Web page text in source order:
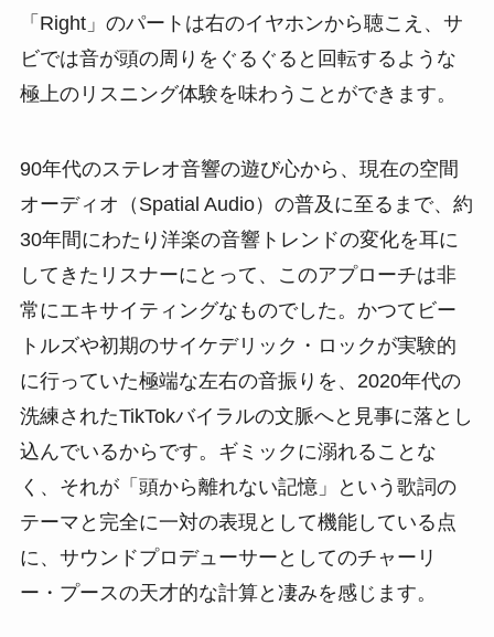
「Right」のパートは右のイヤホンから聴こえ、サ
ビでは音が頭の周りをぐるぐると回転するような
極上のリスニング体験を味わうことができます。
90年代のステレオ音響の遊び心から、現在の空間
オーディオ（Spatial Audio）の普及に至るまで、約
30年間にわたり洋楽の音響トレンドの変化を耳に
してきたリスナーにとって、このアプローチは非
常にエキサイティングなものでした。かつてビー
トルズや初期のサイケデリック・ロックが実験的
に行っていた極端な左右の音振りを、2020年代の
洗練されたTikTokバイラルの文脈へと見事に落とし
込んでいるからです。ギミックに溺れることな
く、それが「頭から離れない記憶」という歌詞の
テーマと完全に一対の表現として機能している点
に、サウンドプロデューサーとしてのチャーリ
ー・プースの天才的な計算と凄みを感じます。